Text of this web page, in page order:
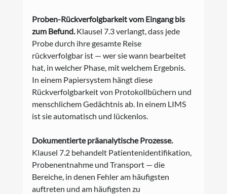
Proben-Rückverfolgbarkeit vom Eingang bis
zum Befund. Klausel 7.3 verlangt, dass jede
Probe durch ihre gesamte Reise
rückverfolgbar ist — wer sie wann bearbeitet
hat, in welcher Phase, mit welchem Ergebnis.
In einem Papiersystem hängt diese
Rückverfolgbarkeit von Protokollbüchern und
menschlichem Gedächtnis ab. In einem LIMS
ist sie automatisch und lückenlos.
Dokumentierte präanalytische Prozesse.
Klausel 7.2 behandelt Patientenidentifikation,
Probenentnahme und Transport — die
Bereiche, in denen Fehler am häufigsten
auftreten und am häufigsten zu